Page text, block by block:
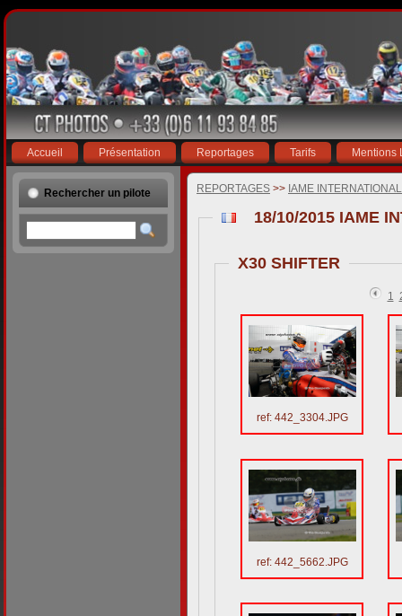
Accueil Présentation Reportages Tarifs Mentions
Rechercher un pilote REPORTAGES >> IAME
X30 SHIFTER
1
ref: 442_3304.JPG
ref: 442_5662.JPG